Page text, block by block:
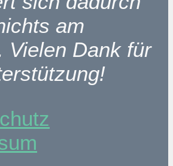
am
Vielen Dank für